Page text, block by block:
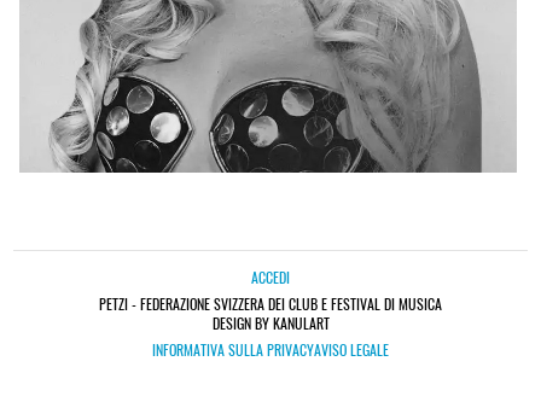
ACCEDI
PETZI - FEDERAZIONE SVIZZERA DEI CLUB E FESTIVAL DI MUSICA
DESIGN BY KANULART
INFORMATIVA SULLA PRIVACYAVISO LEGALE